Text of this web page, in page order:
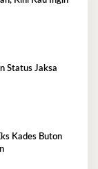
Status Jaksa
Kades Buton